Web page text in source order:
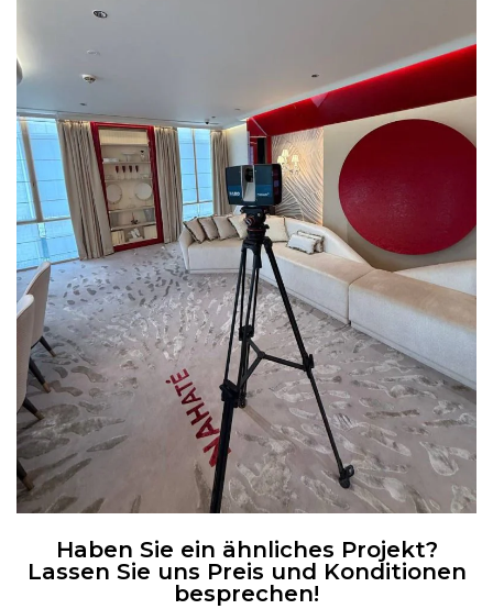
Haben Sie ein ähnliches Projekt?
Lassen Sie uns Preis und Konditionen
besprechen!